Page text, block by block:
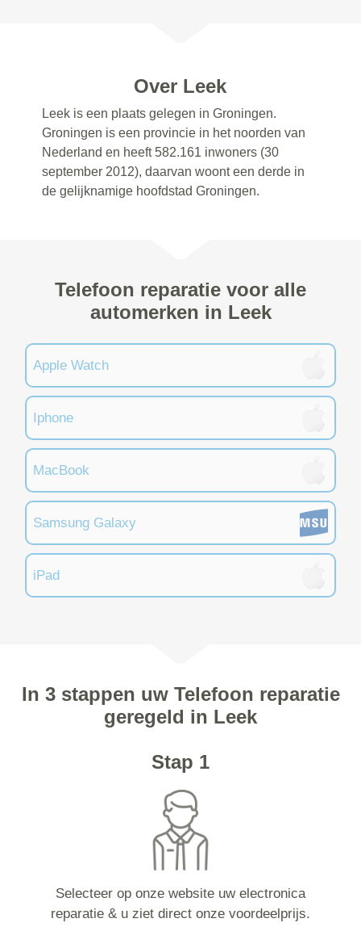
Over Leek
Leek is een plaats gelegen in Groningen.
Groningen is een provincie in het noorden van
Nederland en heeft 582.161 inwoners (30
september 2012), daarvan woont een derde in
de gelijknamige hoofdstad Groningen.
Telefoon reparatie voor alle
automerken in Leek
Apple Watch
Iphone
MacBook
Samsung Galaxy
iPad
In 3 stappen uw Telefoon reparatie
geregeld in Leek
Stap 1
Selecteer op onze website uw electronica
reparatie & u ziet direct onze voordeelprijs.